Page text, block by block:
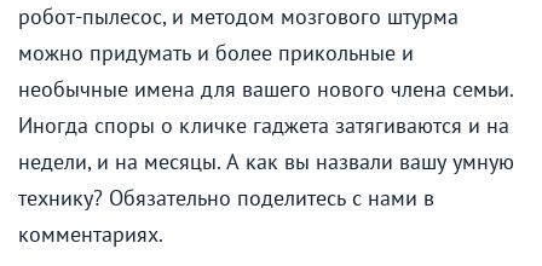
робот-пылесос, и методом мозгового штурма
можно придумать и более прикольные и
необычные имена для вашего нового члена семьи.
Иногда споры о кличке гаджета затягиваются и на
недели, и на месяцы. А как вы назвали вашу умную
технику? Обязательно поделитесь с нами в
комментариях.